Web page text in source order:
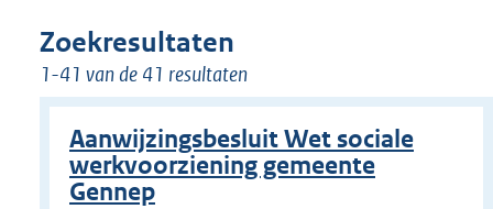
Zoekresultaten
1-41 van de 41 resultaten
Aanwijzingsbesluit Wet sociale
werkvoorziening gemeente
Gennep